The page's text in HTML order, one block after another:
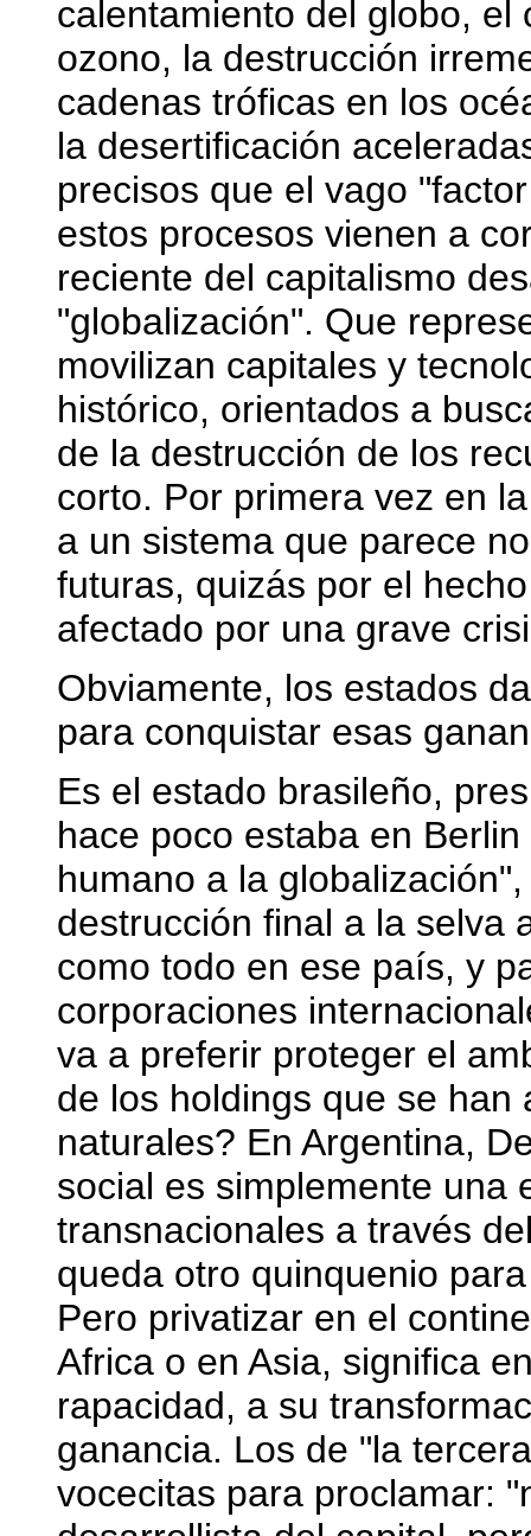
calentamiento del globo,
ozono, la destrucción
cadenas tróficas en los
la desertificación
precisos que el vago
estos procesos vienen a
reciente del capitalismo
"globalización". Que
movilizan capitales y
histórico, orientados a
de la destrucción de los
corto. Por primera vez en
a un sistema que parece
futuras, quizás por el
afectado por una grave
Obviamente, los estados
para conquistar esas
Es el estado brasileño,
hace poco estaba en
humano a la
destrucción final a la selva
como todo en ese país, y
corporaciones
va a preferir proteger el
de los holdings que se
naturales? En Argentina,
social es simplemente una
transnacionales a través
queda otro quinquenio
Pero privatizar en el
Africa o en Asia, significa
rapacidad, a su
ganancia. Los de "la
vocecitas para proclamar: